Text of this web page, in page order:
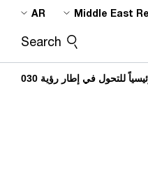
Skip
content
Skip
footer
Middle East
AR
Search
للتحول في إطار رؤية 2030